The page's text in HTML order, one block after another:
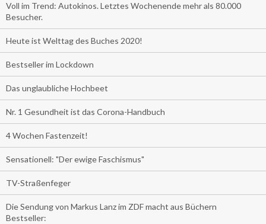
Voll im Trend: Autokinos. Letztes Wochenende mehr als 80.000
Besucher.
Heute ist Welttag des Buches 2020!
Bestseller im Lockdown
Das unglaubliche Hochbeet
Nr. 1 Gesundheit ist das Corona-Handbuch
4 Wochen Fastenzeit!
Sensationell: "Der ewige Faschismus"
TV-Straßenfeger
Die Sendung von Markus Lanz im ZDF macht aus Büchern
Bestseller: